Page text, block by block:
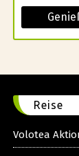
Reise
Volotea